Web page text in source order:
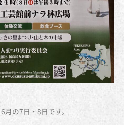
の7日・8日です。